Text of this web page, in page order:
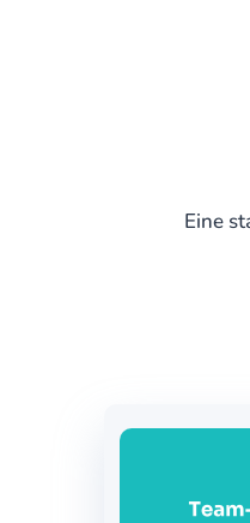
Eine